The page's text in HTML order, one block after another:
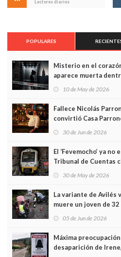
Lectores diarios
POPULARES
Misterio en el
aparece muerta
edificio y las cámaras
10 de May de 2026
Fallece Nicolás
convirtió Casa
Asturias en Madrid
30 de Jun de 2026
El ‘Fevemocho’ ya no
Tribunal de Cuentas
sobrecoste de los
30 de May de 2026
La variante de Avilés
muere un joven de
frontal
05 de Jun de 2026
Máxima
desaparición de